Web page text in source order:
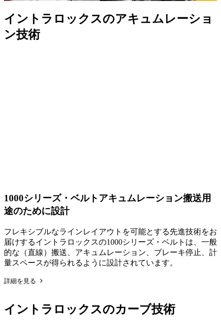
イントラロックスのアキュムレーショ
ン技術
1000シリーズ・ベルトアキュムレーション搬送用
途のために設計
フレキシブルなラインレイアウトを可能とする先進技術をお
届けするイントラロックスの1000シリーズ・ベルトは、一般
的な（直線）搬送、アキュムレーション、ブレーキ停止、計
量スペースが得られるように設計されています。
詳細を見る
イントラロックスのカーブ技術